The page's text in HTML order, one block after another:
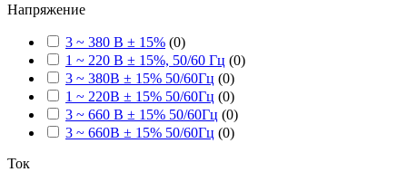
Напряжение
3 ~ 380 В ± 15% (0)
1 ~ 220 В ± 15%, 50/60 Гц (0)
3 ~ 380В ± 15% 50/60Гц (0)
1 ~ 220В ± 15% 50/60Гц (0)
3 ~ 660 В ± 15% 50/60Гц (0)
3 ~ 660В ± 15% 50/60Гц (0)
Ток